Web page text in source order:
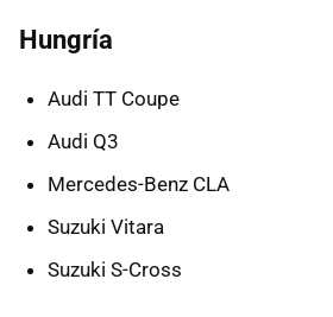
Hungría
Audi TT Coupe
Audi Q3
Mercedes-Benz CLA
Suzuki Vitara
Suzuki S-Cross